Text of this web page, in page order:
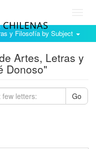
y Filosofía by Subject
Artes, Letras y
Donoso"
Go